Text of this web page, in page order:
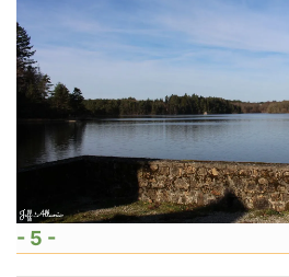
- 5 -